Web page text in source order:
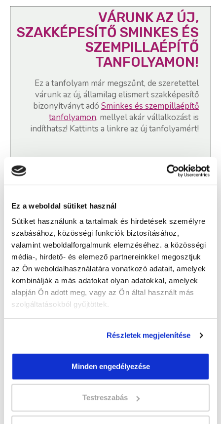
Ez a weboldal sütiket használ
Sütiket használunk a tartalmak és hirdetések személyre
szabásához, közösségi funkciók biztosításához,
valamint weboldalforgalmunk elemzéséhez. a közösségi
média-, hirdető- és elemező partnereinkkel megosztjuk
az Ön weboldalhasználatára vonatkozó adatait, amelyek
kombinálják a más adatokat olyan adatokkal, amelyek
alapján Ön adott meg, vagy az Ön által használt más
szolgáltatásokból gyűjtöttek.
Részletek megjelenítése
Minden engedélyezése
Testreszabás
VÁRUNK AZ ÚJ,
SZAKKÉPESÍTŐ SMINKES ÉS
SZEMPILLAÉPÍTŐ
TANFOLYAMON!
Ez a tanfolyam már megszűnt, de szeretettel
várunk az új, államilag elismert szakképesítő
bizonyítványt adó Sminkes és szempillaépítő
tanfolyamon, mellyel akár vállalkozást is
indíthatsz! Kattints a linkre az új tanfolyamért!
Sminkes és szempillaépítő
tanfolyam - Szekszárd
Képzés ára:
500 000 Ft
Képzés típusa:
Szakképesítés
érettségi
Jelentkezz az újSminkes és szempillaépítő
szakképesítés tanfolyamra! Kattints és
Sminkes és szempillaépítő szakképesítés,